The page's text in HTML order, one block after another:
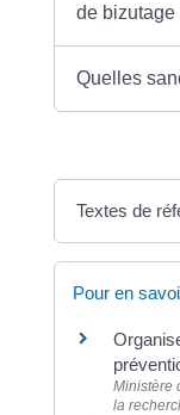
de bizutage
Quelles
Textes de
Pour en
Ministère
la